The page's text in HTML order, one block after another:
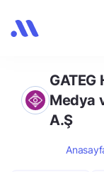
GATEG
Medya
A.Ş